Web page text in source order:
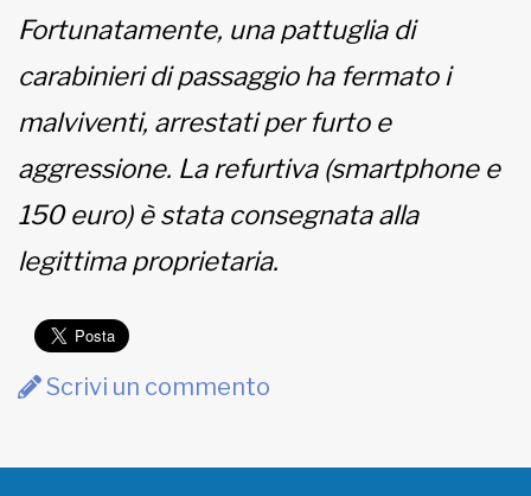
Fortunatamente, una pattuglia di
carabinieri di passaggio ha fermato i
malviventi, arrestati per furto e
aggressione. La refurtiva (smartphone e
150 euro) è stata consegnata alla
legittima proprietaria.
Scrivi un commento